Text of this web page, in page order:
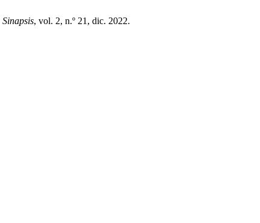
Sinapsis, vol. 2, n.º 21, dic. 2022.